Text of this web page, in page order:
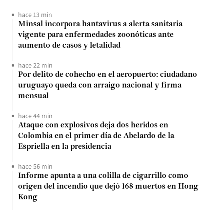
hace 13 min
Minsal incorpora hantavirus a alerta sanitaria
vigente para enfermedades zoonóticas ante
aumento de casos y letalidad
hace 22 min
Por delito de cohecho en el aeropuerto: ciudadano
uruguayo queda con arraigo nacional y firma
mensual
hace 44 min
Ataque con explosivos deja dos heridos en
Colombia en el primer día de Abelardo de la
Espriella en la presidencia
hace 56 min
Informe apunta a una colilla de cigarrillo como
origen del incendio que dejó 168 muertos en Hong
Kong